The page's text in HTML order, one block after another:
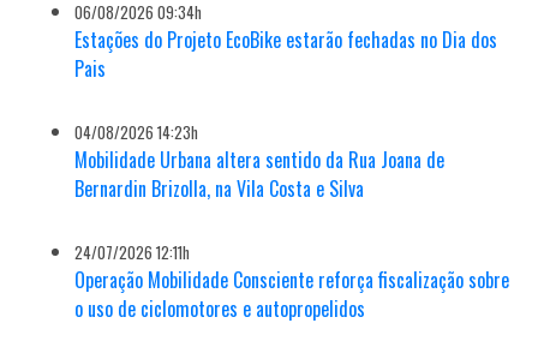
06/08/2026 09:34h
Estações do Projeto EcoBike estarão fechadas no Dia dos
Pais
04/08/2026 14:23h
Mobilidade Urbana altera sentido da Rua Joana de
Bernardin Brizolla, na Vila Costa e Silva
24/07/2026 12:11h
Operação Mobilidade Consciente reforça fiscalização sobre
o uso de ciclomotores e autopropelidos